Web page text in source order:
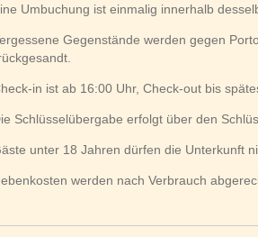
Umbuchung ist einmalig innerhalb
Gegenstände werden gegen
in ist ab 16:00 Uhr, Check-out bis
Schlüsselübergabe erfolgt über den
unter 18 Jahren dürfen die Unterkunft
werden nach Verbrauch